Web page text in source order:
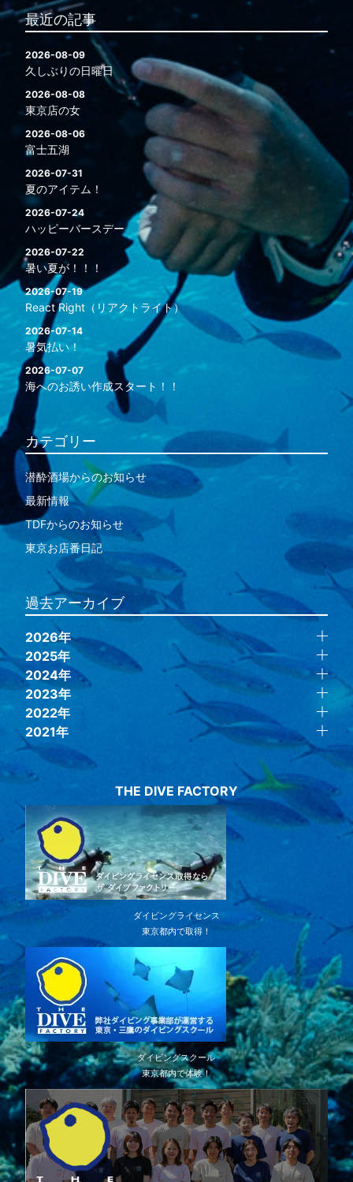
最近の記事
2026-08-09
久しぶりの日曜日
2026-08-08
東京店の女
2026-08-06
富士五湖
2026-07-31
夏のアイテム！
2026-07-24
ハッピーバースデー
2026-07-22
暑い夏が！！！
2026-07-19
React Right（リアクトライト）
2026-07-14
暑気払い！
2026-07-07
海へのお誘い作成スタート！！
カテゴリー
潜酔酒場からのお知らせ
最新情報
TDFからのお知らせ
東京お店番日記
過去アーカイブ
2026年
2025年
2024年
2023年
2022年
2021年
THE DIVE FACTORY
ダイビングライセンス
東京都内で取得！
ダイビングスクール
東京都内で体験！